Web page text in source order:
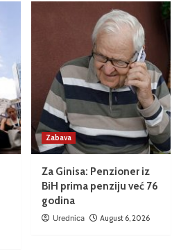
Zabava
Za Ginisa: Penzioner iz
BiH prima penziju već 76
godina
Urednica August 6, 2026